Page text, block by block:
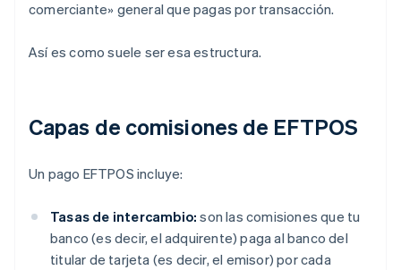
comerciante» general que pagas por transacción.
Así es como suele ser esa estructura.
Capas de comisiones de EFTPOS
Un pago EFTPOS incluye:
Tasas de intercambio: son las comisiones que tu
banco (es decir, el adquirente) paga al banco del
titular de tarjeta (es decir, el emisor) por cada